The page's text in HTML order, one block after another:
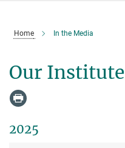
Home In the Media
Our
2025